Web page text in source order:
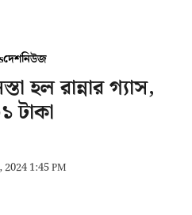
দেশনিউজ
হল রান্নার গ্যাস,
টাকা
1:45 PM